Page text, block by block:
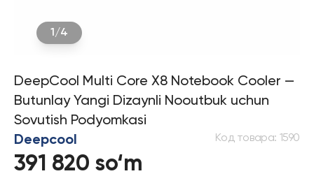
1 /4
DeepCool Multi Core X8 Notebook Cooler —
Butunlay Yangi Dizaynli Nooutbuk uchun
Sovutish Podyomkasi
Deepcool
Код товара: 1590
391 820 so‘m